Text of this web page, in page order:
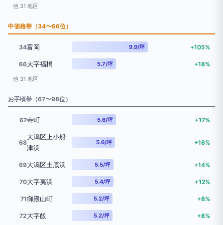
他 31 地区
中価格帯（34〜66位）
34富岡 9.9/坪 +105%
66大字福橋 5.7/坪 +18%
他 31 地区
お手頃帯（67〜98位）
67寺町 5.6/坪 +17%
68
大潟区上小船
津浜
5.6/坪 +16%
69大潟区土底浜 5.5/坪 +14%
70大字夷浜 5.4/坪 +12%
71御殿山町 5.2/坪 +8%
72大字飯 5.2/坪 +8%